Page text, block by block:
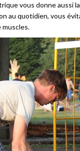
vous donne aussi
au quotidien, vous